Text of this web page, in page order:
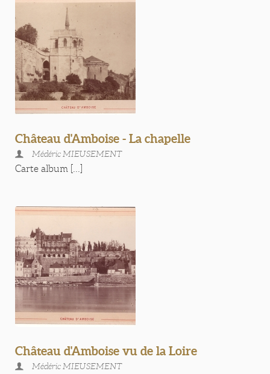
Château d'Amboise - La chapelle
Médéric MIEUSEMENT
Carte album [...]
Château d'Amboise vu de la Loire
Médéric MIEUSEMENT